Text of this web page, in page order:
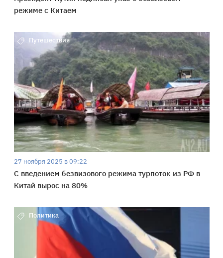
режиме с Китаем
Путешествия
27 ноября 2025 в 09:22
С введением безвизового режима турпоток из РФ в
Китай вырос на 80%
Политика